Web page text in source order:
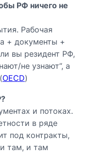
РФ ничего не
Рабочая
+ документы +
вы резидент РФ,
не узнают”, а
OECD)
и потоках.
в ряде
под контракты,
там, и там